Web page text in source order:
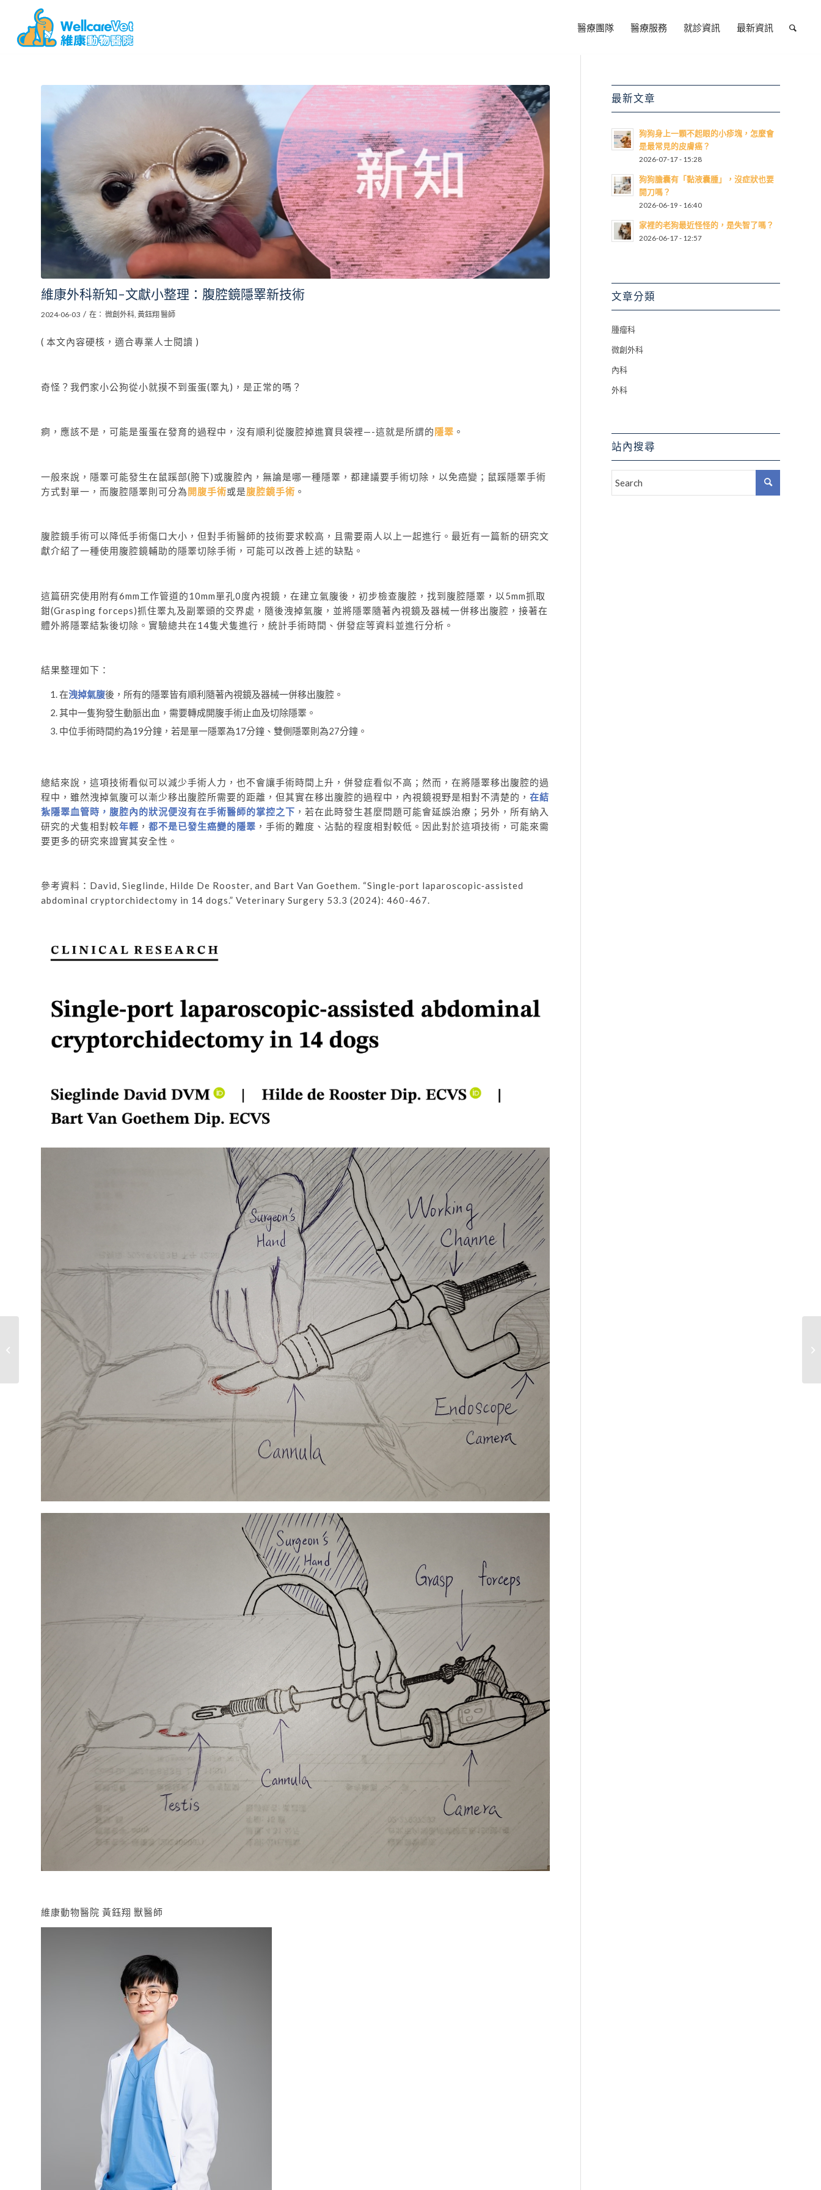
醫療團隊 醫療服務 就診資訊 最新資訊
維康外科新知–文獻小整理：腹腔鏡隱睪新技術
2024-06-03 / 在： 微創外科 黃鈺翔 醫師
( 本文內容硬核，適合專業人士閱讀 )
奇怪？我們家小公狗從小就摸不到蛋蛋(睪丸)，是正常的嗎？
痾，應該不是，可能是蛋蛋在發育的過程中，沒有順利從腹腔掉進寶貝袋裡—-這就是所謂的隱睪 。
一般來說，隱睪可能發生在鼠蹊部(胯下)或腹腔內，無論是哪一種隱睪，都建議要手術切除，以免癌變；鼠蹊隱睪手術
方式對單一，而腹腔隱睪則可分為開腹手術或是腹腔鏡手術 。
腹腔鏡手術可以降低手術傷口大小，但對手術醫師的技術要求較高，且需要兩人以上一起進行。最近有一篇新的研究文
獻介紹了一種使用腹腔鏡輔助的隱睪切除手術，可能可以改善上述的缺點。
這篇研究使用附有6mm工作管道的10mm單孔0度內視鏡，在建立氣腹後，初步檢查腹腔，找到腹腔隱睪，以5mm抓取
鉗(Grasping forceps)抓住睪丸及副睪頭的交界處，隨後洩掉氣腹，並將隱睪隨著內視鏡及器械一併移出腹腔，接著在
體外將隱睪結紮後切除。實驗總共在14隻犬隻進行，統計手術時間、併發症等資料並進行分析。
結果整理如下：
在洩掉氣腹後，所有的隱睪皆有順利隨著內視鏡及器械一併移出腹腔。
其中一隻狗發生動脈出血，需要轉成開腹手術止血及切除隱睪。
中位手術時間約為19分鐘，若是單一隱睪為17分鐘、雙側隱睪則為27分鐘。
總結來說，這項技術看似可以減少手術人力，也不會讓手術時間上升，併發症看似不高；然而，在將隱睪移出腹腔的過
程中，雖然洩掉氣腹可以漸少移出腹腔所需要的距離，但其實在移出腹腔的過程中，內視鏡視野是相對不清楚的， 在結
紮隱睪血管時，腹腔內的狀況便沒有在手術醫師的掌控之下 ，若在此時發生甚麼問題可能會延誤治療；另外，所有納入
研究的犬隻相對較年輕 ， 都不是已發生癌變的隱睪 ，手術的難度、沾黏的程度相對較低。因此對於這項技術，可能來需
要更多的研究來證實其安全性。
參考資料： David, Sieglinde, Hilde De Rooster, and Bart Van Goethem. “Single‐port laparoscopic‐assisted
abdominal cryptorchidectomy in 14 dogs.” Veterinary Surgery 53.3 (2024): 460-467.
維康動物醫院 黃鈺翔 獸醫師
最新文章
狗狗身上一顆不起眼的小疹塊，怎麼會
是最常見的皮膚癌？
2026-07-17 - 15:28
狗狗膽囊有「黏液囊腫」，沒症狀也要
開刀嗎？
2026-06-19 - 16:40
家裡的老狗最近怪怪的，是失智了嗎？
2026-06-17 - 12:57
文章分類
腫瘤科
微創外科
內科
外科
站內搜尋
我的狗狗是不是得到失